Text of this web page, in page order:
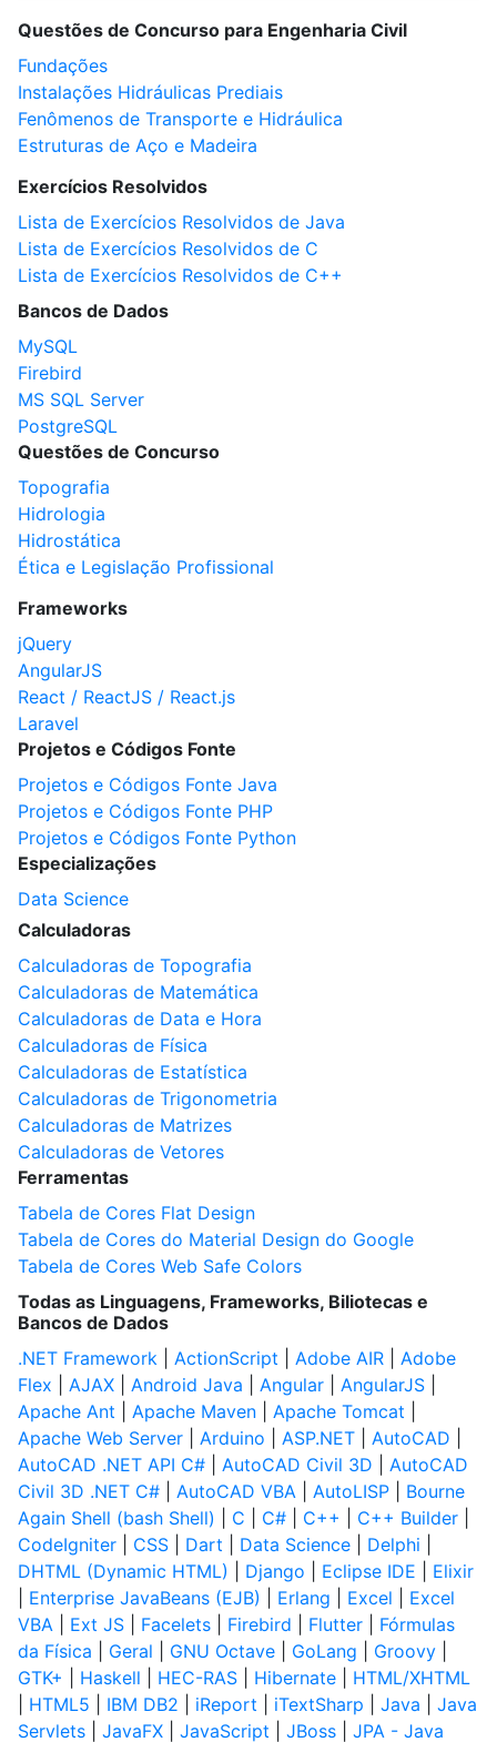
Questões de Concurso para Engenharia Civil
Fundações
Instalações Hidráulicas Prediais
Fenômenos de Transporte e Hidráulica
Estruturas de Aço e Madeira
Exercícios Resolvidos
Lista de Exercícios Resolvidos de Java
Lista de Exercícios Resolvidos de C
Lista de Exercícios Resolvidos de C++
Bancos de Dados
MySQL
Firebird
MS SQL Server
PostgreSQL
Questões de Concurso
Topografia
Hidrologia
Hidrostática
Ética e Legislação Profissional
Frameworks
jQuery
AngularJS
React / ReactJS / React.js
Laravel
Projetos e Códigos Fonte
Projetos e Códigos Fonte Java
Projetos e Códigos Fonte PHP
Projetos e Códigos Fonte Python
Especializações
Data Science
Calculadoras
Calculadoras de Topografia
Calculadoras de Matemática
Calculadoras de Data e Hora
Calculadoras de Física
Calculadoras de Estatística
Calculadoras de Trigonometria
Calculadoras de Matrizes
Calculadoras de Vetores
Ferramentas
Tabela de Cores Flat Design
Tabela de Cores do Material Design do Google
Tabela de Cores Web Safe Colors
Todas as Linguagens, Frameworks, Biliotecas e
Bancos de Dados
.NET Framework
ActionScript Adobe AIR
Adobe
Flex
AJAX Android Java Angular AngularJS
Apache Ant
Apache Maven Apache Tomcat
Apache Web Server
Arduino ASP.NET AutoCAD
AutoCAD .NET API C#
AutoCAD Civil 3D
AutoCAD
Civil 3D .NET C#
AutoCAD VBA AutoLISP
Bourne
Again Shell (bash Shell)
C C# C++ C++ Builder
CodeIgniter
CSS Dart Data Science Delphi
DHTML (Dynamic HTML)
Django Eclipse IDE
Elixir
Enterprise JavaBeans (EJB) Erlang Excel
Excel
VBA
Ext JS Facelets Firebird Flutter
Fórmulas
da Física
Geral GNU Octave GoLang Groovy
GTK+
Haskell HEC-RAS Hibernate
HTML/XHTML
HTML5 IBM DB2 iReport iTextSharp Java
Java
Servlets
JavaFX JavaScript JBoss JPA - Java